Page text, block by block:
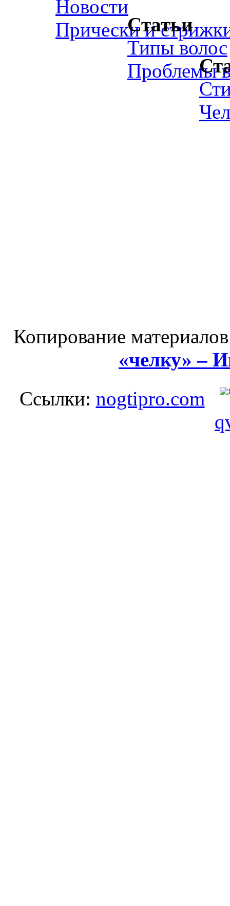
Новости
Прически иСтатьи
Типы волос
Проблемы
Копирование
«челку» –
Ссылки: nogtipro.com